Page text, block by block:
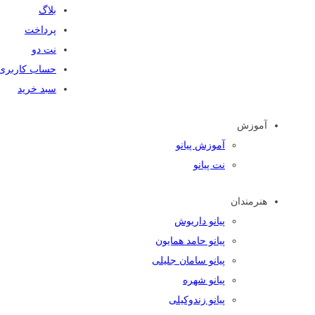
بلاگ
پرداخت
نت دو
حساب
سبد خرید
آموزش
آموزش پیانو
نت پیانو
هنرمندان
پیانو داریوش
پیانو حامد همایون
پیانو سامان جلیلی
پیانو شهره
پیانو زندوکیلی